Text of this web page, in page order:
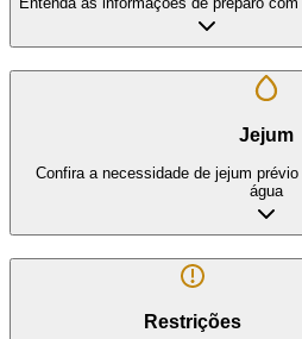
Jejum
Confira a necessidade de jejum
água
Restrições